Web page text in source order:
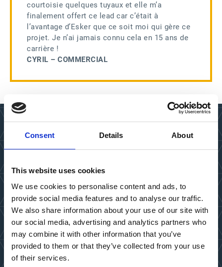
Consent Details About
This website uses cookies
We use cookies to personalise content and ads, to
provide social media features and to analyse our traffic.
We also share information about your use of our site with
our social media, advertising and analytics partners who
may combine it with other information that you’ve
provided to them or that they’ve collected from your use
of their services.
courtoisie quelques tuyaux et elle m’a
finalement offert ce lead car c’était à
l’avantage d’Esker que ce soit moi qui gère ce
projet. Je n’ai jamais connu cela en 15 ans de
carrière !
CYRIL – COMMERCIAL
Savoir réfléchir autrement et sortir des sentiers battus
sont des compétences auxquelles nous attachons
beaucoup d’importance.
Nous commençons modestement et nous adaptons au
fur et à mesure pour atteindre des objectifs ambitieux –
une story à la fois.